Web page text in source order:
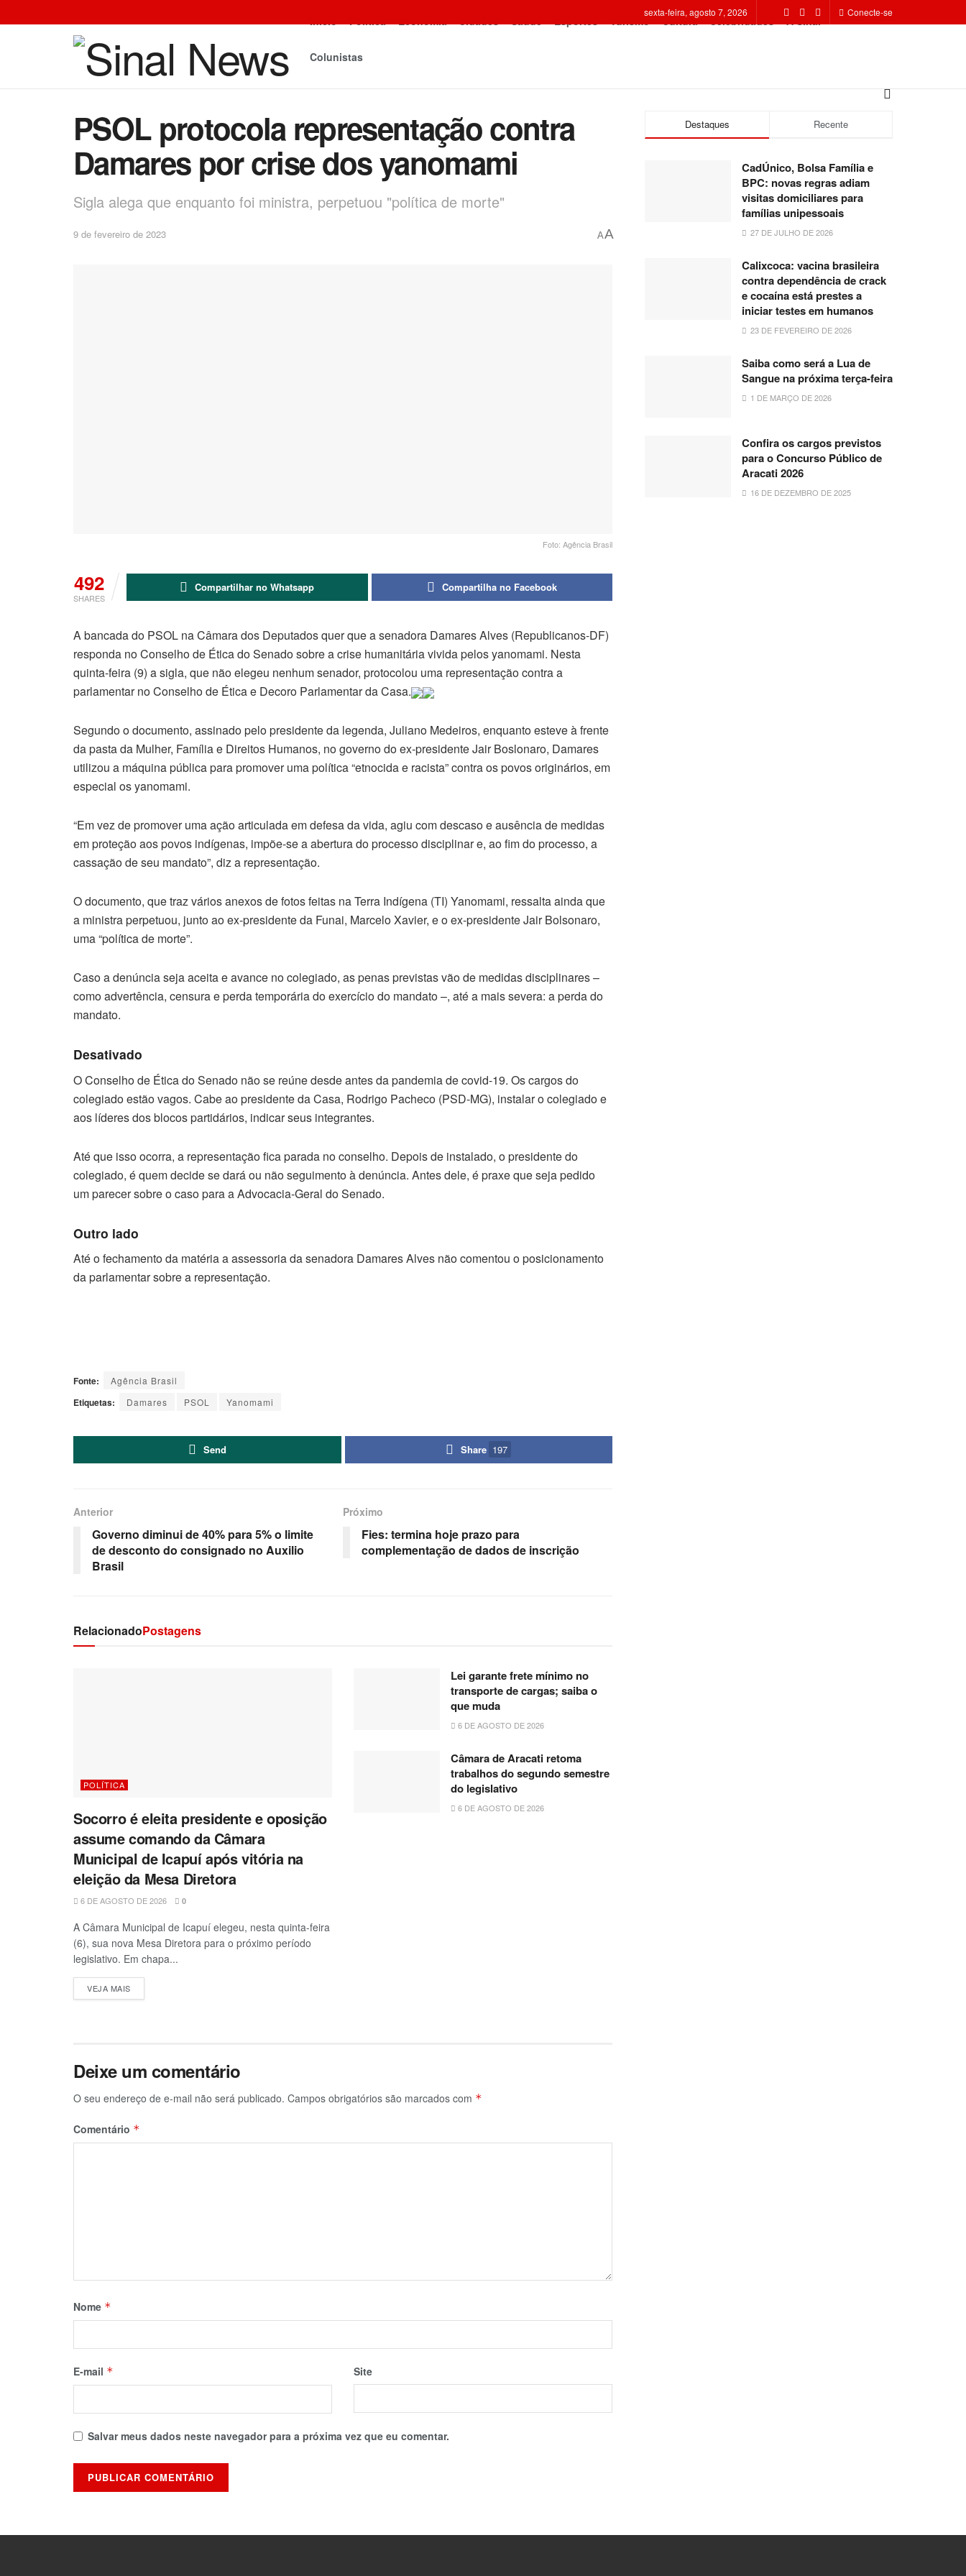
sexta-feira, agosto 7, 2026 Conecte-se
Turismo Cultura Celebridades A Sinal
Colunistas
PSOL protocola representação contra
Damares por crise dos yanomami
Sigla alega que enquanto foi ministra, perpetuou "política de morte"
9 de fevereiro de 2023 AA
Foto: Agência Brasil
492
SHARES
Compartilhar no Whatsapp Compartilha no Facebook
A bancada do PSOL na Câmara dos Deputados quer que a senadora Damares Alves (Republicanos-DF)
responda no Conselho de Ética do Senado sobre a crise humanitária vivida pelos yanomami. Nesta
quinta-feira (9) a sigla, que não elegeu nenhum senador, protocolou uma representação contra a
parlamentar no Conselho de Ética e Decoro Parlamentar da Casa.
Segundo o documento, assinado pelo presidente da legenda, Juliano Medeiros, enquanto esteve à frente
da pasta da Mulher, Família e Direitos Humanos, no governo do ex-presidente Jair Boslonaro, Damares
utilizou a máquina pública para promover uma política “etnocida e racista” contra os povos originários, em
especial os yanomami.
“Em vez de promover uma ação articulada em defesa da vida, agiu com descaso e ausência de medidas
em proteção aos povos indígenas, impõe-se a abertura do processo disciplinar e, ao fim do processo, a
cassação de seu mandato”, diz a representação.
O documento, que traz vários anexos de fotos feitas na Terra Indígena (TI) Yanomami, ressalta ainda que
a ministra perpetuou, junto ao ex-presidente da Funai, Marcelo Xavier, e o ex-presidente Jair Bolsonaro,
uma “política de morte”.
Caso a denúncia seja aceita e avance no colegiado, as penas previstas vão de medidas disciplinares –
como advertência, censura e perda temporária do exercício do mandato –, até a mais severa: a perda do
mandato.
Desativado
O Conselho de Ética do Senado não se reúne desde antes da pandemia de covid-19. Os cargos do
colegiado estão vagos. Cabe ao presidente da Casa, Rodrigo Pacheco (PSD-MG), instalar o colegiado e
aos líderes dos blocos partidários, indicar seus integrantes.
Até que isso ocorra, a representação fica parada no conselho. Depois de instalado, o presidente do
colegiado, é quem decide se dará ou não seguimento à denúncia. Antes dele, é praxe que seja pedido
um parecer sobre o caso para a Advocacia-Geral do Senado.
Outro lado
Até o fechamento da matéria a assessoria da senadora Damares Alves não comentou o posicionamento
da parlamentar sobre a representação.
Fonte: Agência Brasil
Etiquetas: Damares PSOL Yanomami
Send Share 197
Anterior
Governo diminui de 40% para 5% o limite
de desconto do consignado no Auxilio
Brasil
Próximo
Fies: termina hoje prazo para
complementação de dados de inscrição
RelacionadoPostagens
POLÍTICA
Socorro é eleita presidente e oposição
assume comando da Câmara
Municipal de Icapuí após vitória na
eleição da Mesa Diretora
6 DE AGOSTO DE 2026 0
A Câmara Municipal de Icapuí elegeu, nesta quinta-feira
(6), sua nova Mesa Diretora para o próximo período
legislativo. Em chapa...
VEJA MAIS
Lei garante frete mínimo no
transporte de cargas; saiba o
que muda
6 DE AGOSTO DE 2026
Câmara de Aracati retoma
trabalhos do segundo semestre
do legislativo
6 DE AGOSTO DE 2026
Deixe um comentário
O seu endereço de e-mail não será publicado. Campos obrigatórios são marcados com *
Comentário *
Nome *
E-mail * Site
Salvar meus dados neste navegador para a próxima vez que eu comentar.
Destaques Recente
CadÚnico, Bolsa Família e
BPC: novas regras adiam
visitas domiciliares para
famílias unipessoais
27 DE JULHO DE 2026
Calixcoca: vacina brasileira
contra dependência de crack
e cocaína está prestes a
iniciar testes em humanos
23 DE FEVEREIRO DE 2026
Saiba como será a Lua de
Sangue na próxima terça-feira
1 DE MARÇO DE 2026
Confira os cargos previstos
para o Concurso Público de
Aracati 2026
16 DE DEZEMBRO DE 2025